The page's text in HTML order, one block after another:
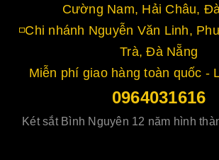
Cường Nam, Hải Châu,
◽Chi nhánh Nguyễn Văn Linh,
Trà, Đà Nẵng
Miễn phí giao hàng toàn quốc -
0964031616
Két sắt Bình Nguyên 12 năm hình